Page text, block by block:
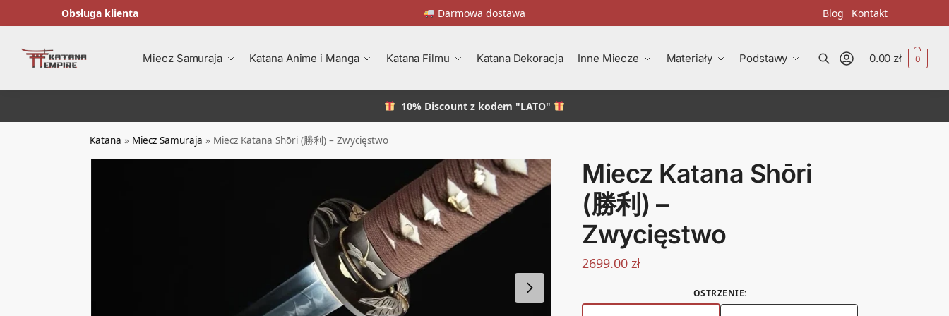
Obsługa klienta Darmowa dostawa Blog Kontakt
Miecz Samuraja Katana Anime i Manga Katana Filmu Katana Dekoracja Inne Miecze Materiały Podstawy
Wyszukiwanie
0.00 zł 0
10% Discount z kodem "LATO"
Katana » Miecz Samuraja » Miecz Katana Shōri (勝利) – Zwycięstwo
Miecz Katana Shōri
(勝利) –
Zwycięstwo
2699.00 zł
OSTRZENIE: